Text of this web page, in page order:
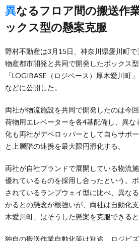
異なるフロア間の搬送作業自動化支援、ボ
ックス型の懸案克服
野村不動産は3月15日、神奈川県愛川町
物産都市開発と共同で開発したボックス
「LOGIBASE（ロジベース）厚木愛川町
などに公開した。
両社が物流施設を共同で開発したのは今
荷物用エレベーターを各4基配備し、異な
化も両社がデベロッパーとして自らサポ
と上層階の連携を最大限円滑化する。
両社が自社ブランドで展開している物流
優れているものを採用し合ったという。
されているランプウェイ型に比べ、異な
かるとの懸念が根強いが、両社は自動化
木愛川町」はそうした懸案を克服できると
独自の搬送作業自動化策は別途、ロジビ